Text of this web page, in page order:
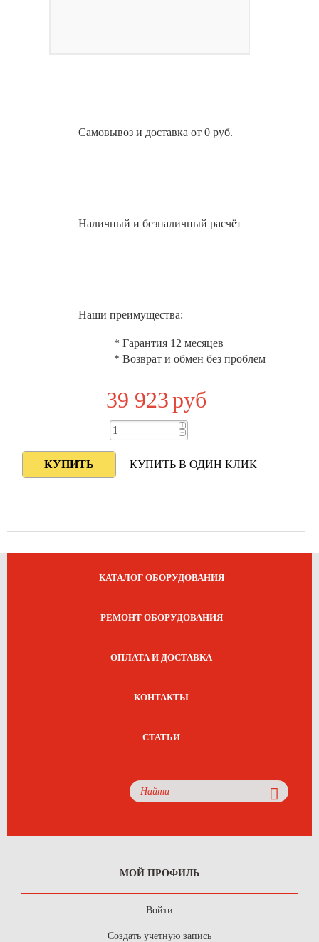
Самовывоз и доставка от 0 руб.
Наличный и безналичный расчёт
Наши преимущества:
* Гарантия 12 месяцев
* Возврат и обмен без проблем
39 923руб
+
−
КУПИТЬ В ОДИН КЛИК
КАТАЛОГ ОБОРУДОВАНИЯ
РЕМОНТ ОБОРУДОВАНИЯ
ОПЛАТА И ДОСТАВКА
КОНТАКТЫ
СТАТЬИ
МОЙ ПРОФИЛЬ
Войти
Создать учетную запись